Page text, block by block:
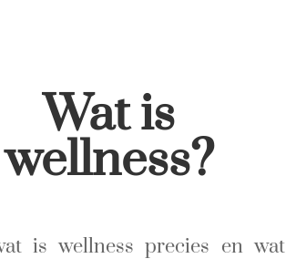
Wat is
wellness?
is wellness precies en wat